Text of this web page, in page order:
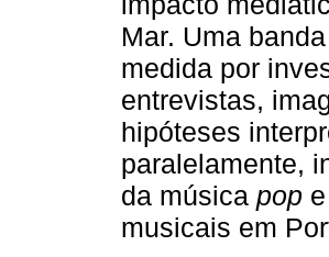
Mar. Uma
medida por
entrevistas,
hipóteses
paralelamente,
da música pop
musicais em